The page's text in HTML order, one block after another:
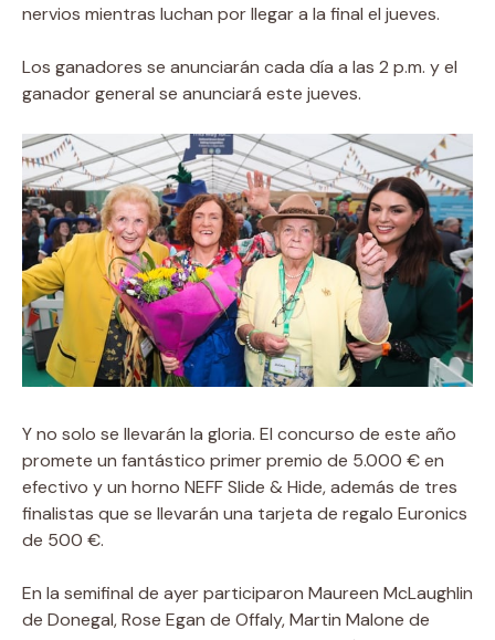
nervios mientras luchan por llegar a la final el jueves.
Los ganadores se anunciarán cada día a las 2 p.m. y el
ganador general se anunciará este jueves.
Y no solo se llevarán la gloria. El concurso de este año
promete un fantástico primer premio de 5.000 € en
efectivo y un horno NEFF Slide & Hide, además de tres
finalistas que se llevarán una tarjeta de regalo Euronics
de 500 €.
En la semifinal de ayer participaron Maureen McLaughlin
de Donegal, Rose Egan de Offaly, Martin Malone de